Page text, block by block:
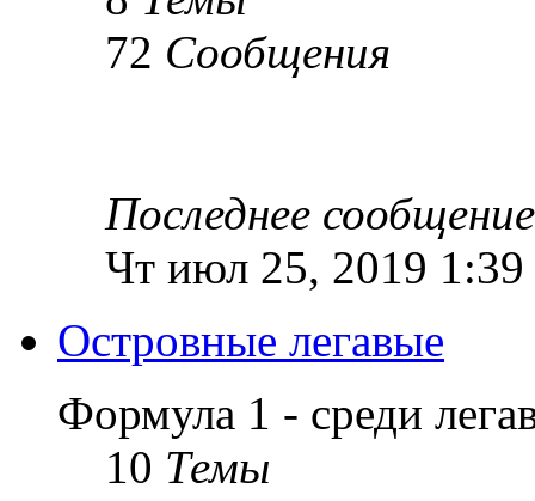
72 Сообщения
Последнее сообщение
Чт июл 25, 2019 1:39
Островные легавые
Формула 1 - среди
10 Темы